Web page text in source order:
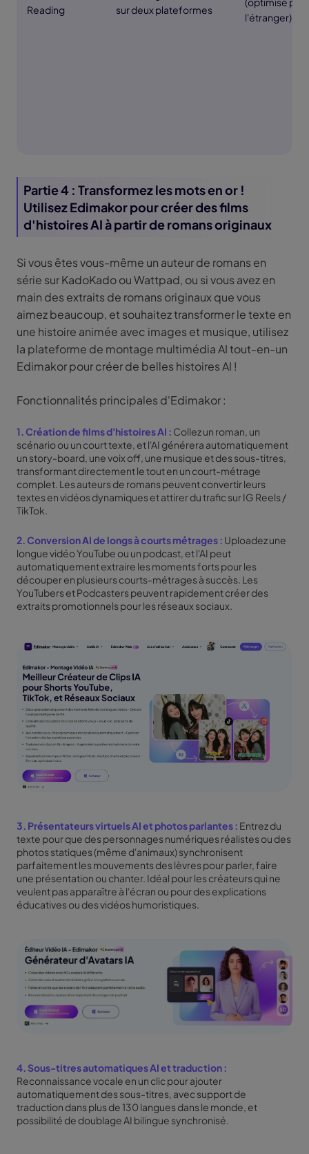
Reading
sur deux plateformes
l'étranger)
Partie 4 : Transformez les mots en or !
Utilisez Edimakor pour créer des films
d'histoires AI à partir de romans originaux
Si vous êtes vous-même un auteur de romans en
série sur KadoKado ou Wattpad, ou si vous avez en
main des extraits de romans originaux que vous
aimez beaucoup, et souhaitez transformer le texte en
une histoire animée avec images et musique, utilisez
la plateforme de montage multimédia AI tout-en-un
Edimakor pour créer de belles histoires AI !
Fonctionnalités principales d'Edimakor :
1. Création de films d'histoires AI : Collez un roman, un
scénario ou un court texte, et l'AI générera automatiquement
un story-board, une voix off, une musique et des sous-titres,
transformant directement le tout en un court-métrage
complet. Les auteurs de romans peuvent convertir leurs
textes en vidéos dynamiques et attirer du trafic sur IG Reels /
TikTok.
2. Conversion AI de longs à courts métrages: Uploadez une
longue vidéo YouTube ou un podcast, et l'AI peut
automatiquement extraire les moments forts pour les
découper en plusieurs courts-métrages à succès. Les
YouTubers et Podcasters peuvent rapidement créer des
extraits promotionnels pour les réseaux sociaux.
3. Présentateurs virtuels AIet photos parlantes : Entrez du
texte pour que des personnages numériques réalistes ou des
photos statiques (même d'animaux) synchronisent
parfaitement les mouvements des lèvres pour parler, faire
une présentation ou chanter. Idéal pour les créateurs qui ne
veulent pas apparaître à l'écran ou pour des explications
éducatives ou des vidéos humoristiques.
4. Sous-titres automatiques AIet traduction :
Reconnaissance vocale en un clic pour ajouter
automatiquement des sous-titres, avec support de
traduction dans plus de 130 langues dans le monde, et
possibilité de doublage AI bilingue synchronisé.